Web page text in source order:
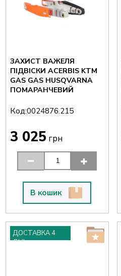
ЗАХИСТ ВАЖЕЛЯ
ПІДВІСКИ ACERBIS KTM
GAS GAS HUSQVARNA
ПОМАРАНЧЕВИЙ
Код:0024876.215
3 025 грн
В кошик
ДОСТАВКА 4
ДНІ